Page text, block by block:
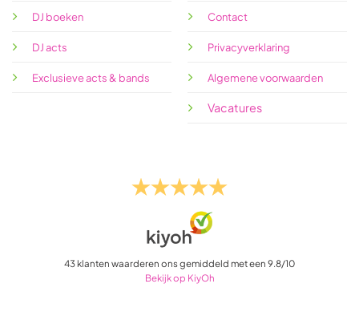
DJ boeken
DJ acts
Exclusieve acts & bands
Contact
Privacyverklaring
Algemene voorwaarden
Vacatures
43 klanten waarderen ons gemiddeld met een 9.8/10
Bekijk op KiyOh